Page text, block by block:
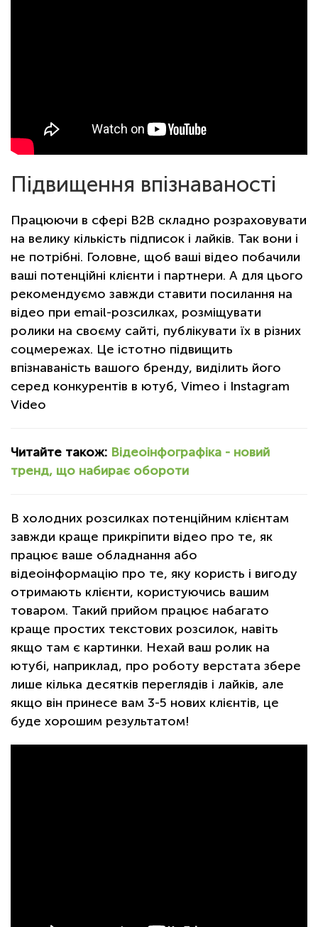
Підвищення впізнаваності
Працюючи в сфері В2В складно розраховувати
на велику кількість підписок і лайків. Так вони і
не потрібні. Головне, щоб ваші відео побачили
ваші потенційні клієнти і партнери. А для цього
рекомендуємо завжди ставити посилання на
відео при email-розсилках, розміщувати
ролики на своєму сайті, публікувати їх в різних
соцмережах. Це істотно підвищить
впізнаваність вашого бренду, виділить його
серед конкурентів в ютуб, Vimeo і Instagram
Video
Читайте також: Відеоінфографіка - новий
тренд, що набирає обороти
В холодних розсилках потенційним клієнтам
завжди краще прикріпити відео про те, як
працює ваше обладнання або
відеоінформацію про те, яку користь і вигоду
отримають клієнти, користуючись вашим
товаром. Такий прийом працює набагато
краще простих текстових розсилок, навіть
якщо там є картинки. Нехай ваш ролик на
ютубі, наприклад, про роботу верстата збере
лише кілька десятків переглядів і лайків, але
якщо він принесе вам 3-5 нових клієнтів, це
буде хорошим результатом!